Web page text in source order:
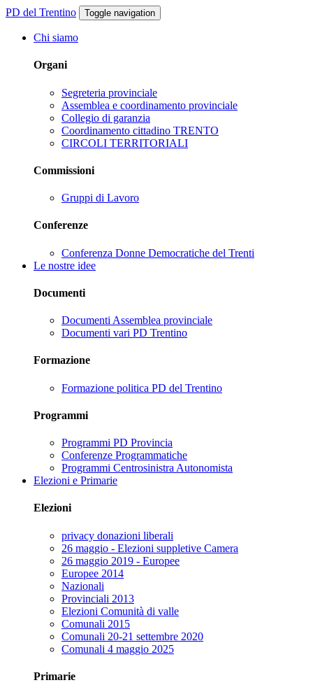
PD del Trentino Toggle navigation
Chi siamo
Organi
Segreteria provinciale
Assemblea e coordinamento provinciale
Collegio di garanzia
Coordinamento cittadino TRENTO
CIRCOLI TERRITORIALI
Commissioni
Gruppi di Lavoro
Conferenze
Conferenza Donne Democratiche del Trenti
Le nostre idee
Documenti
Documenti Assemblea provinciale
Documenti vari PD Trentino
Formazione
Formazione politica PD del Trentino
Programmi
Programmi PD Provincia
Conferenze Programmatiche
Programmi Centrosinistra Autonomista
Elezioni e Primarie
Elezioni
privacy donazioni liberali
26 maggio - Elezioni suppletive Camera
26 maggio 2019 - Europee
Europee 2014
Nazionali
Provinciali 2013
Elezioni Comunità di valle
Comunali 2015
Comunali 20-21 settembre 2020
Comunali 4 maggio 2025
Primarie